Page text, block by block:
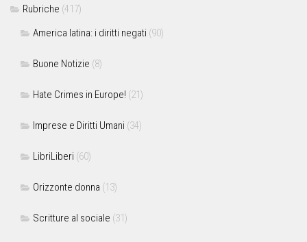
Rubriche (417)
America latina: i diritti negati (90)
Buone Notizie (8)
Hate Crimes in Europe! (21)
Imprese e Diritti Umani (34)
LibriLiberi (60)
Orizzonte donna (13)
Scritture al sociale (31)